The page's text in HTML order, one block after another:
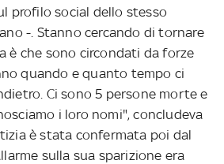
profilo social dello stesso
-. Stanno cercando di tornare
è che sono circondati da forze
quando e quanto tempo ci
Ci sono 5 persone morte e
i loro nomi", concludeva
è stata confermata poi dal
sulla sua sparizione era